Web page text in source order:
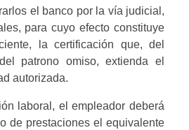
el banco por la vía judicial,
para cuyo efecto constituye
la certificación que, del
patrono omiso, extienda el
autorizada.
laboral, el empleador deberá
de prestaciones el equivalente